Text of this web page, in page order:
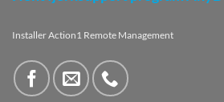
Installer Action1 Remote Management